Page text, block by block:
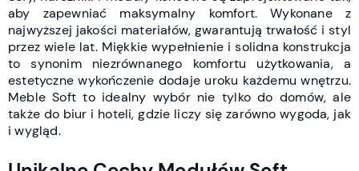
aby zapewniać maksymalny komfort. Wykonane z
najwyższej jakości materiałów, gwarantują trwałość i styl
przez wiele lat. Miękkie wypełnienie i solidna konstrukcja
to synonim niezrównanego komfortu użytkowania, a
estetyczne wykończenie dodaje uroku każdemu wnętrzu.
Meble Soft to idealny wybór nie tylko do domów, ale
także do biur i hoteli, gdzie liczy się zarówno wygoda, jak
i wygląd.